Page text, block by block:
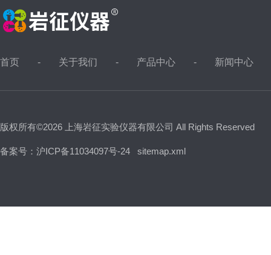
首页 关于我们 产品中心 新闻中心
版权所有©2026 上海岩征实验仪器有限公司 All Rights Reserved
备案号：沪ICP备11034097号-24 sitemap.xml